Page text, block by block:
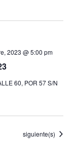
2023 @ 5:00 pm
60, POR 57 S/N
Eventos
siguiente(s)